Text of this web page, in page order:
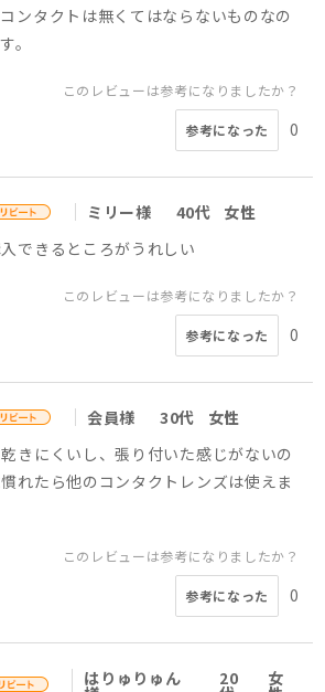
ンタクトは無くてはならないものなの
。
このレビューは参考になりましたか？
参考になった 0
ミリー様 40代
女性
できるところがうれしい
このレビューは参考になりましたか？
参考になった 0
会員様 30代
女性
きにくいし、張り付いた感じがないの
れたら他のコンタクトレンズは使えま
このレビューは参考になりましたか？
参考になった 0
はりゅりゅん 20 女